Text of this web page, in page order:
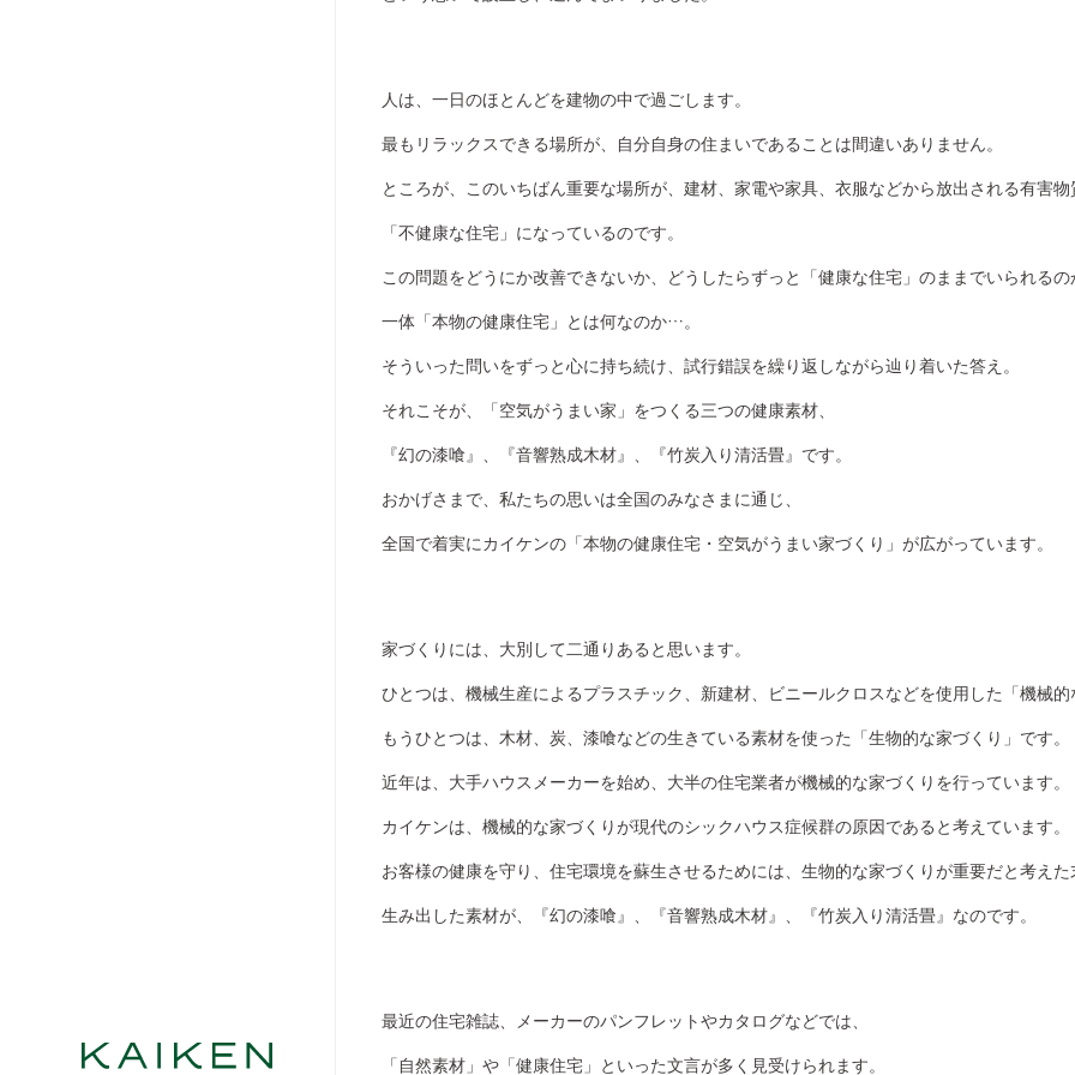
人は、一日のほとんどを建物の中で過ごします。
最もリラックスできる場所が、自分自身の住まいであることは間違いありません。
ところが、このいちばん重要な場所が、建材、家電や家具、衣服などから放出される有害物
「不健康な住宅」になっているのです。
この問題をどうにか改善できないか、どうしたらずっと「健康な住宅」のままでいられるの
一体「本物の健康住宅」とは何なのか…。
そういった問いをずっと心に持ち続け、試行錯誤を繰り返しながら辿り着いた答え。
それこそが、「空気がうまい家」をつくる三つの健康素材、
『幻の漆喰』、『音響熟成木材』、『竹炭入り清活畳』です。
おかげさまで、私たちの思いは全国のみなさまに通じ、
全国で着実にカイケンの「本物の健康住宅・空気がうまい家づくり」が広がっています。
家づくりには、大別して二通りあると思います。
ひとつは、機械生産によるプラスチック、新建材、ビニールクロスなどを使用した「機械的
もうひとつは、木材、炭、漆喰などの生きている素材を使った「生物的な家づくり」です。
近年は、大手ハウスメーカーを始め、大半の住宅業者が機械的な家づくりを行っています。
カイケンは、機械的な家づくりが現代のシックハウス症候群の原因であると考えています。
お客様の健康を守り、住宅環境を蘇生させるためには、生物的な家づくりが重要だと考えた
生み出した素材が、『幻の漆喰』、『音響熟成木材』、『竹炭入り清活畳』なのです。
最近の住宅雑誌、メーカーのパンフレットやカタログなどでは、
「自然素材」や「健康住宅」といった文言が多く見受けられます。